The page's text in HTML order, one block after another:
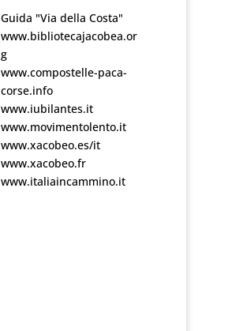
Guida "Via della Costa"
www.bibliotecajacobea.or
g
www.compostelle-paca-
corse.info
www.iubilantes.it
www.movimentolento.it
www.xacobeo.es/it
www.xacobeo.fr
www.italiaincammino.it